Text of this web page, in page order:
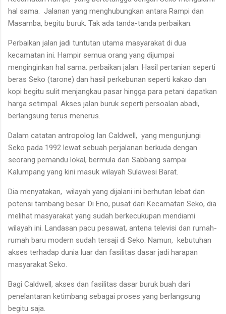
hal sama. Jalanan yang menghubungkan antara Rampi dan
Masamba, begitu buruk. Tak ada tanda-tanda perbaikan.
Perbaikan jalan jadi tuntutan utama masyarakat di dua
kecamatan ini. Hampir semua orang yang dijumpai
menginginkan hal sama: perbaikan jalan. Hasil pertanian seperti
beras Seko (tarone) dan hasil perkebunan seperti kakao dan
kopi begitu sulit menjangkau pasar hingga para petani dapatkan
harga setimpal. Akses jalan buruk seperti persoalan abadi,
berlangsung terus menerus.
Dalam catatan antropolog Ian Caldwell, yang mengunjungi
Seko pada 1992 lewat sebuah perjalanan berkuda dengan
seorang pemandu lokal, bermula dari Sabbang sampai
Kalumpang yang kini masuk wilayah Sulawesi Barat.
Dia menyatakan, wilayah yang dijalani ini berhutan lebat dan
potensi tambang besar. Di Eno, pusat dari Kecamatan Seko, dia
melihat masyarakat yang sudah berkecukupan mendiami
wilayah ini. Landasan pacu pesawat, antena televisi dan rumah-
rumah baru modern sudah tersaji di Seko. Namun, kebutuhan
akses terhadap dunia luar dan fasilitas dasar jadi harapan
masyarakat Seko.
Bagi Caldwell, akses dan fasilitas dasar buruk buah dari
penelantaran ketimbang sebagai proses yang berlangsung
begitu saja.